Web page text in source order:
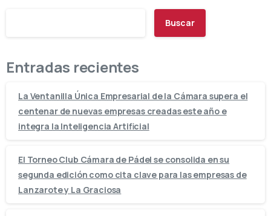
Buscar
Entradas recientes
La Ventanilla Única Empresarial de la Cámara supera el
centenar de nuevas empresas creadas este año e
integra la Inteligencia Artificial
El Torneo Club Cámara de Pádel se consolida en su
segunda edición como cita clave para las empresas de
Lanzarote y La Graciosa